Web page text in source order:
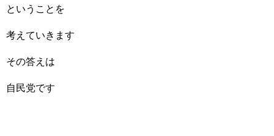
ということを
考えていきます
その答えは
自民党です